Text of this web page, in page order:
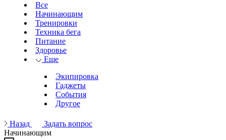
Все
Начинающим
Тренировки
Техника бега
Питание
Здоровье
Еще
Экипировка
Гаджеты
События
Другое
Назад
Задать вопрос
Начинающим